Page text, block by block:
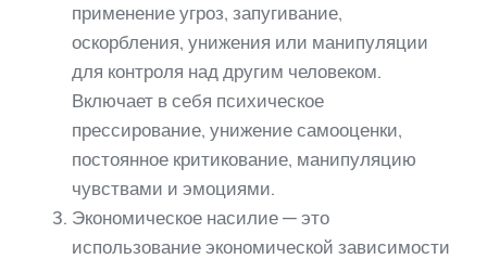
применение угроз, запугивание,
оскорбления, унижения или манипуляции
для контроля над другим человеком.
Включает в себя психическое
прессирование, унижение самооценки,
постоянное критикование, манипуляцию
чувствами и эмоциями.
Экономическое насилие — это
использование экономической зависимости